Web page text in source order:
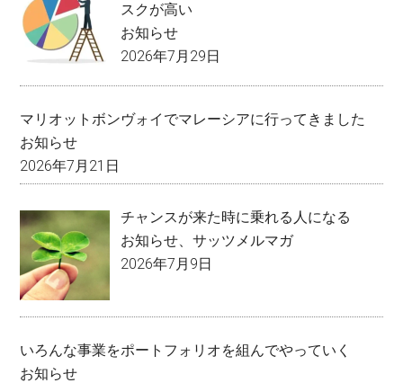
スクが高い
お知らせ
2026年7月29日
マリオットボンヴォイでマレーシアに行ってきました
お知らせ
2026年7月21日
チャンスが来た時に乗れる人になる
お知らせ、サッツメルマガ
2026年7月9日
いろんな事業をポートフォリオを組んでやっていく
お知らせ